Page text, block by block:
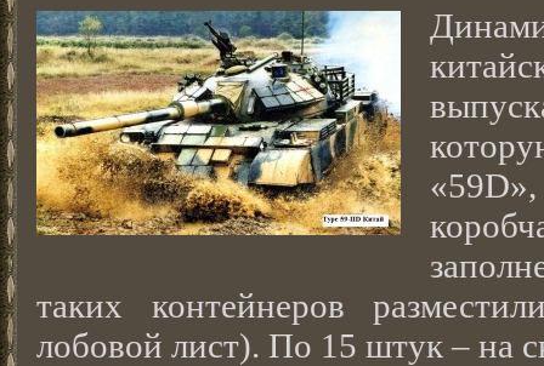
таких контейнеров
лобовой лист). По 15 штук – на